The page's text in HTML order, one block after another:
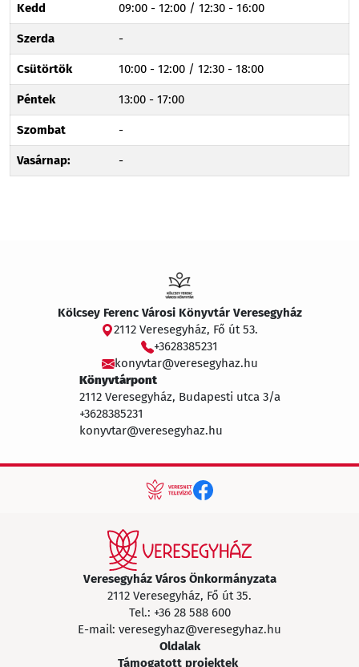
Kedd 09:00 - 12:00 / 12:30 - 16:00
Szerda -
Csütörtök 10:00 - 12:00 / 12:30 - 18:00
Péntek 13:00 - 17:00
Szombat -
Vasárnap: -
Kölcsey Ferenc Városi Könyvtár Veresegyház
2112 Veresegyház, Fő út 53.
+3628385231
konyvtar@veresegyhaz.hu
Könyvtárpont
2112 Veresegyház, Budapesti utca 3/a
+3628385231
konyvtar@veresegyhaz.hu
Veresegyház Város Önkormányzata
2112 Veresegyház, Fő út 35.
Tel.: +36 28 588 600
E-mail: veresegyhaz@veresegyhaz.hu
Oldalak
Támogatott projektek